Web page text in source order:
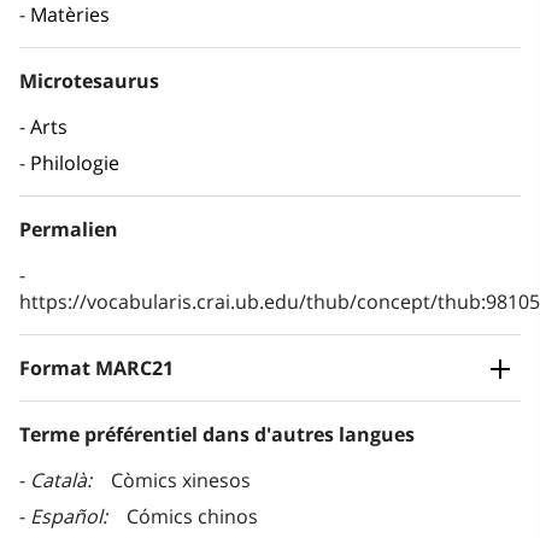
Matèries
Microtesaurus
Arts
Philologie
Permalien
https://vocabularis.crai.ub.edu/thub/concept/
Format MARC21
Terme préférentiel dans d'autres langues
Català
Còmics xinesos
Español
Cómics chinos